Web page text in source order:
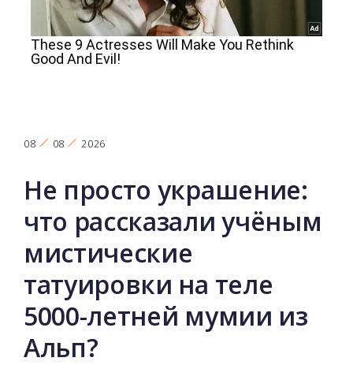
08 08 2026
Не просто украшение:
что рассказали учёным
мистические
татуировки на теле
5000-летней мумии из
Альп?